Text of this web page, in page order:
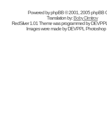
Powered byphpBB© 2001, 2005 phpBB
Translation by:Boby Dimitrov
RedSilver 1.01 Theme was programmed byDEVPPL
Images were made byDEVPPL Photoshop